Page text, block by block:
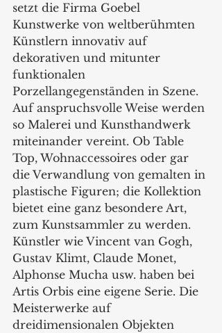
setzt die Firma Goebel
Kunstwerke von weltberühmten
Künstlern innovativ auf
dekorativen und mitunter
funktionalen
Porzellangegenständen in Szene.
Auf anspruchsvolle Weise werden
so Malerei und Kunsthandwerk
miteinander vereint. Ob Table
Top, Wohnaccessoires oder gar
die Verwandlung von gemalten in
plastische Figuren; die Kollektion
bietet eine ganz besondere Art,
zum Kunstsammler zu werden.
Künstler wie Vincent van Gogh,
Gustav Klimt, Claude Monet,
Alphonse Mucha usw. haben bei
Artis Orbis eine eigene Serie. Die
Meisterwerke auf
dreidimensionalen Objekten